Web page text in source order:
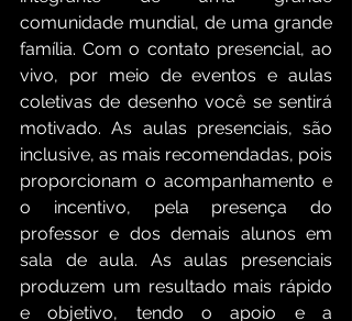
comunidade mundial, de uma grande
família. Com o contato presencial, ao
vivo, por meio de eventos e aulas
coletivas de desenho você se sentirá
motivado. As aulas presenciais, são
inclusive, as mais recomendadas, pois
proporcionam o acompanhamento e
o incentivo, pela presença do
professor e dos demais alunos em
sala de aula. As aulas presenciais
produzem um resultado mais rápido
e objetivo, tendo o apoio e a